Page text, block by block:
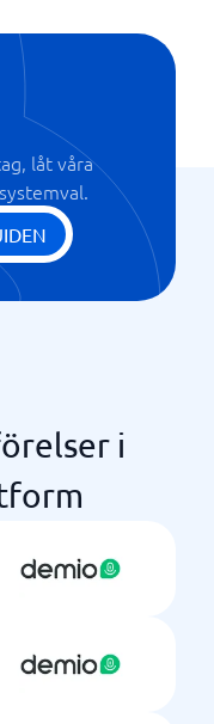
låt våra
i